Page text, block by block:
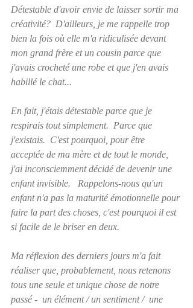
Détestable d'avoir envie de laisser sortir ma
créativité?  D'ailleurs, je me rappelle trop
bien la fois où elle m'a ridiculisée devant
mon grand frère et un cousin parce que
j'avais crocheté une robe et que j'en avais
habillé le chat...
En fait, j'étais détestable parce que je
respirais tout simplement.  Parce que
j'existais.  C'est pourquoi, pour être
acceptée de ma mère et de tout le monde,
j'ai inconsciemment décidé de devenir une
enfant invisible.   Rappelons-nous qu'un
enfant n'a pas la maturité émotionnelle pour
faire la part des choses, c'est pourquoi il est
si facile de le briser en deux.
Ma réflexion des derniers jours m'a fait
réaliser que, probablement, nous retenons
tous une seule et unique chose de notre
passé -  un élément / un sentiment /  une